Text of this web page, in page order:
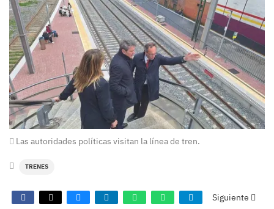
Las autoridades políticas visitan la línea de tren.
TRENES
Siguiente